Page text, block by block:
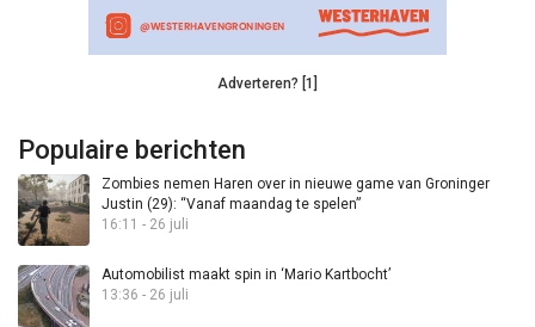
Adverteren? [1]
Populaire berichten
Zombies nemen Haren over in nieuwe game van Groninger
Justin (29): “Vanaf maandag te spelen”
16:11 - 26 juli
Automobilist maakt spin in ‘Mario Kartbocht’
13:36 - 26 juli